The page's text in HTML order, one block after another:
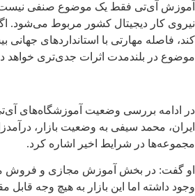
آموزش آی‌تی فقط یک موضوع صنفی نیست؛
نیروی کار دیجیتال کشور مربوط می‌شود.
کند، فاصله مهارتی با استانداردهای جهانی
موضوع در بلندمدت اثرات جدی‌تری خواهد
در ادامه بررسی وضعیت آموزشگاه‌های آی‌تی
ایران، محمد سیفی به وضعیت بازار،
مجموعه‌ها در شرایط اخیر اشاره کرد.
او گفت: در بخش آموزش مجازی و فروش
وجود داشته اما این بازار به هیچ وجه قابل